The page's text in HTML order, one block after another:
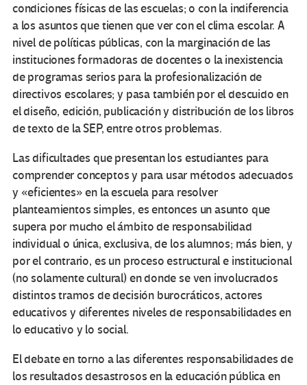
condiciones físicas de las escuelas; o con la indiferencia
a los asuntos que tienen que ver con el clima escolar. A
nivel de políticas públicas, con la marginación de las
instituciones formadoras de docentes o la inexistencia
de programas serios para la profesionalización de
directivos escolares; y pasa también por el descuido en
el diseño, edición, publicación y distribución de los libros
de texto de la SEP, entre otros problemas.
Las dificultades que presentan los estudiantes para
comprender conceptos y para usar métodos adecuados
y «eficientes» en la escuela para resolver
planteamientos simples, es entonces un asunto que
supera por mucho el ámbito de responsabilidad
individual o única, exclusiva, de los alumnos; más bien, y
por el contrario, es un proceso estructural e institucional
(no solamente cultural) en donde se ven involucrados
distintos tramos de decisión burocráticos, actores
educativos y diferentes niveles de responsabilidades en
lo educativo y lo social.
El debate en torno a las diferentes responsabilidades de
los resultados desastrosos en la educación pública en